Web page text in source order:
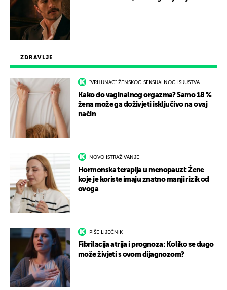
ZDRAVLJE
"VRHUNAC" ŽENSKOG SEKSUALNOG ISKUSTVA
Kako do vaginalnog orgazma? Samo 18 %
žena može ga doživjeti isključivo na ovaj
način
NOVO ISTRAŽIVANJE
Hormonska terapija u menopauzi: Žene
koje je koriste imaju znatno manji rizik od
ovoga
PIŠE LIJEČNIK
Fibrilacija atrija i prognoza: Koliko se dugo
može živjeti s ovom dijagnozom?